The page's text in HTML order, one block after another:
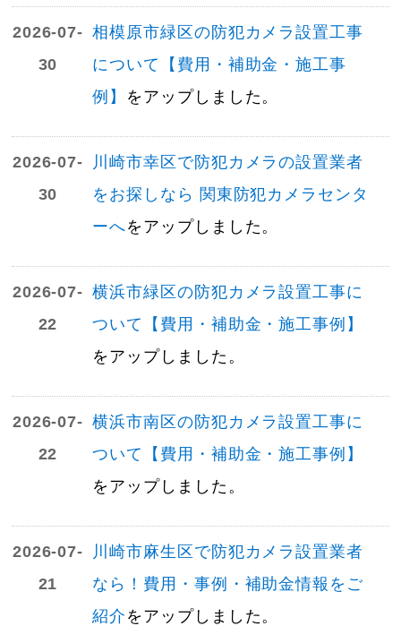
2026-07-
30
相模原市緑区の防犯カメラ設置工事
について【費用・補助金・施工事
例】 をアップしました。
2026-07-
30
川崎市幸区で防犯カメラの設置業者
をお探しなら 関東防犯カメラセンタ
ーへをアップしました。
2026-07-
22
横浜市緑区の防犯カメラ設置工事に
ついて【費用・補助金・施工事例】
をアップしました。
2026-07-
22
横浜市南区の防犯カメラ設置工事に
ついて【費用・補助金・施工事例】
をアップしました。
2026-07-
21
川崎市麻生区で防犯カメラ設置業者
なら！費用・事例・補助金情報をご
紹介 をアップしました。